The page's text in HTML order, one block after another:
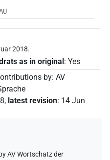
2018.
as in original: Yes
by: AV
, latest revision: 14 Jun
AV Wortschatz der